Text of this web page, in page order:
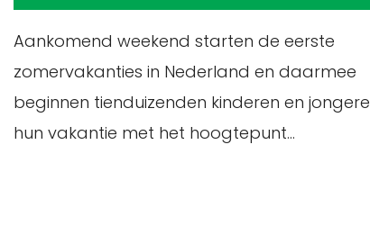
Aankomend weekend starten de eerste
zomervakanties in Nederland en daarmee
beginnen tienduizenden kinderen en
hun vakantie met het hoogtepunt...